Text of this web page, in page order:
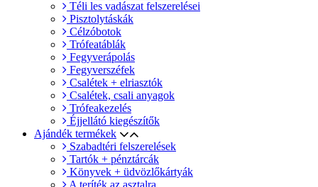
Téli les vadászat felszerelései
Pisztolytáskák
Célzóbotok
Trófeatáblák
Fegyverápolás
Fegyverszéfek
Csalétek + elriasztók
Csalétek, csali anyagok
Trófeakezelés
Éjjellátó kiegészítők
Ajándék termékek
Szabadtéri felszerelések
Tartók + pénztárcák
Könyvek + üdvözlőkártyák